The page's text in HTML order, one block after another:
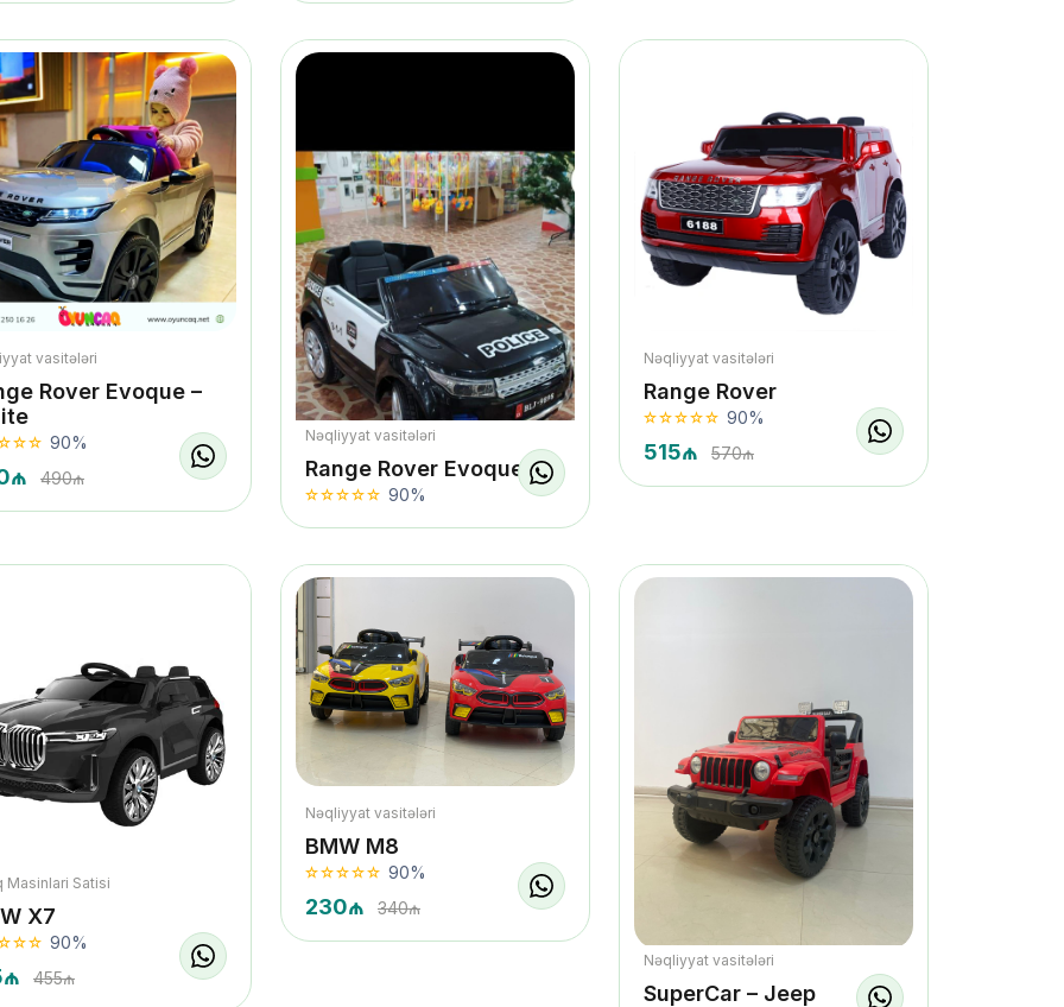
vasitələri
Rover Evoque –
90%
490₼
Nəqliyyat vasitələri
Range Rover Evoque
90%
Nəqliyyat vasitələri
Range Rover
90%
515₼ 570₼
Masinlari Satisi
X7
90%
455₼
Nəqliyyat vasitələri
BMW M8
90%
230₼ 340₼
Nəqliyyat vasitələri
SuperCar – Jeep